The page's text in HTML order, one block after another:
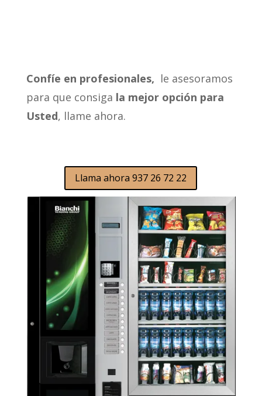
Confíe en profesionales, le asesoramos
para que consiga la mejor opción para
Usted, llame ahora.
Llama ahora 937 26 72 22